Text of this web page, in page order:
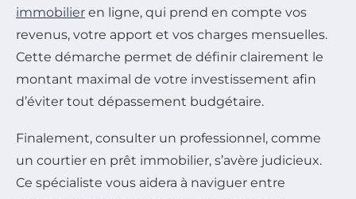
immobilier en ligne, qui prend en compte vos
revenus, votre apport et vos charges mensuelles.
Cette démarche permet de définir clairement le
montant maximal de votre investissement afin
d’éviter tout dépassement budgétaire.
Finalement, consulter un professionnel, comme
un courtier en prêt immobilier, s’avère judicieux.
Ce spécialiste vous aidera à naviguer entre